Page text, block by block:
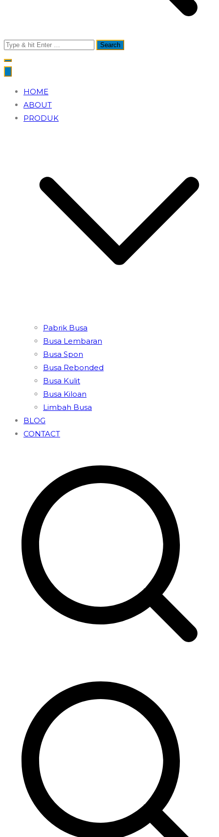
Search
for:
HOME
ABOUT
PRODUK
Pabrik Busa
Busa Lembaran
Busa Spon
Busa Rebonded
Busa Kulit
Busa Kiloan
Limbah Busa
BLOG
CONTACT